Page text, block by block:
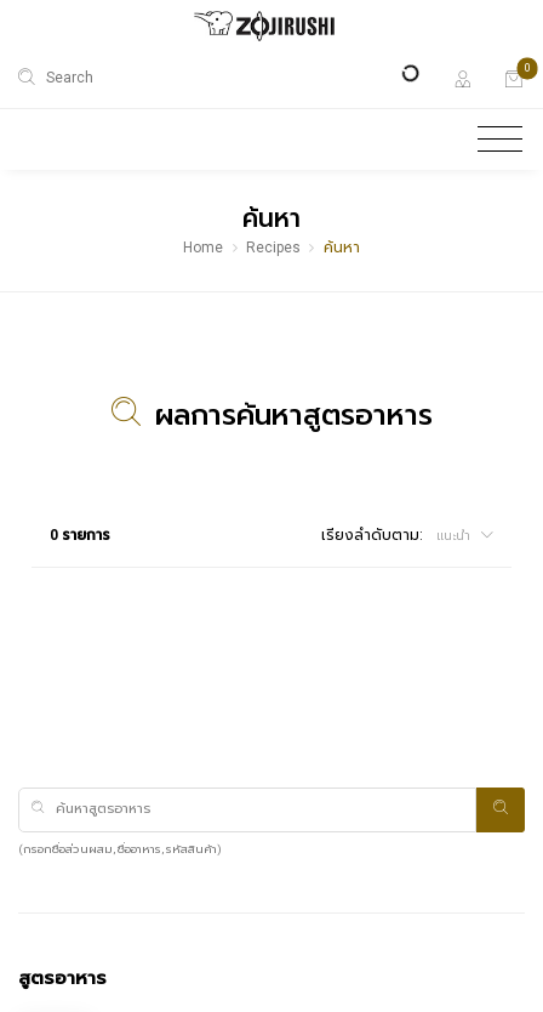
Search
0
ค้นหา
Home Recipes ค้นหา
ผลการค้นหาสูตรอาหาร
0 รายการ เรียงลำดับตาม: แนะนำ
(กรอกชื่อส่วนผสม, ชื่ออาหาร, รหัสสินค้า)
สูตรอาหาร